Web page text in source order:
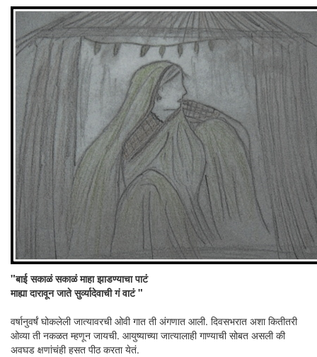
"बाई सकाळं सकाळं माहा झाडण्याचा पाटं
माह्या दारावून जाते सुर्व्यादेवाची गं वाटं "
वर्षानुवर्षं घोकलेली जात्यावरची ओवी गात ती अंगणात आली. दिवसभरात अशा कितीतरी
ओव्या ती नकळत म्हणून जायची. आयुष्याच्या जात्यालाही गाण्याची सोबत असली की
अवघड क्षणांचंही हसत पीठ करता येतं.